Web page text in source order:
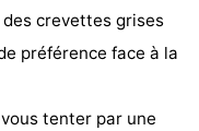
crevettes grises
préférence face à la
tenter par une